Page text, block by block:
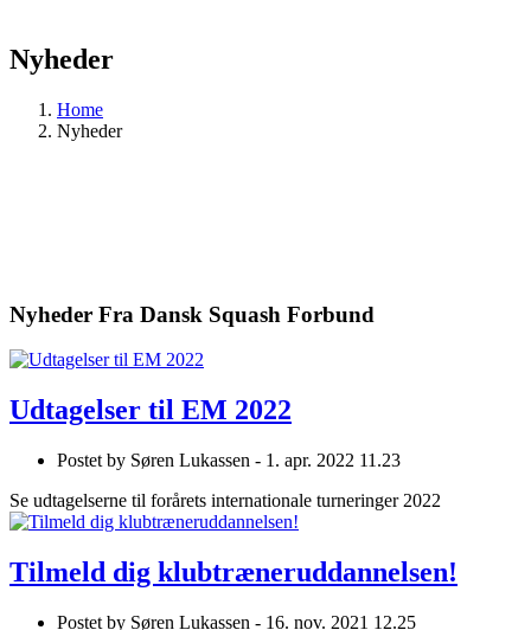
Nyheder
Home
Nyheder
Nyheder Fra Dansk Squash Forbund
Udtagelser til EM 2022
Postet by Søren Lukassen - 1. apr. 2022 11.23
Se udtagelserne til forårets internationale turneringer 2022
Tilmeld dig klubtræneruddannelsen!
Postet by Søren Lukassen - 16. nov. 2021 12.25